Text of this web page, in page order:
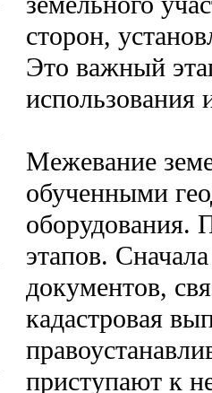
сторон,
Это важный
использования
Межевание
обученными
оборудования.
этапов.
документов,
кадастровая
приступают к